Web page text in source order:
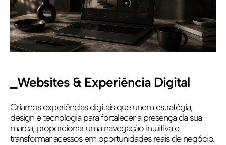
_Websites & Experiência Digital
Criamos experiências digitais que unem estratégia,
design e tecnologia para fortalecer a presença da sua
marca, proporcionar uma navegação intuitiva e
transformar acessos em oportunidades reais de negócio.